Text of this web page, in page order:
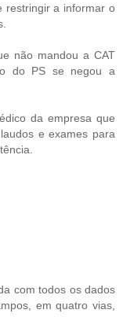
restringir a informar o
não mandou a CAT
do PS se negou a
da empresa que
e exames para
com todos os dados
em quatro vias,